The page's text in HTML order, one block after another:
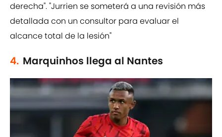
derecha". "Jurrien se someterá a una revisión más
detallada con un consultor para evaluar el
alcance total de la lesión"
4. Marquinhos llega al Nantes